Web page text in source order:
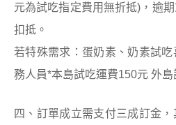
元為試吃指定費用無折抵)，逾
扣抵。
若特殊需求：蛋奶素、奶素試
務人員*本島試吃運費150元 外島
四、訂單成立需支付三成訂金